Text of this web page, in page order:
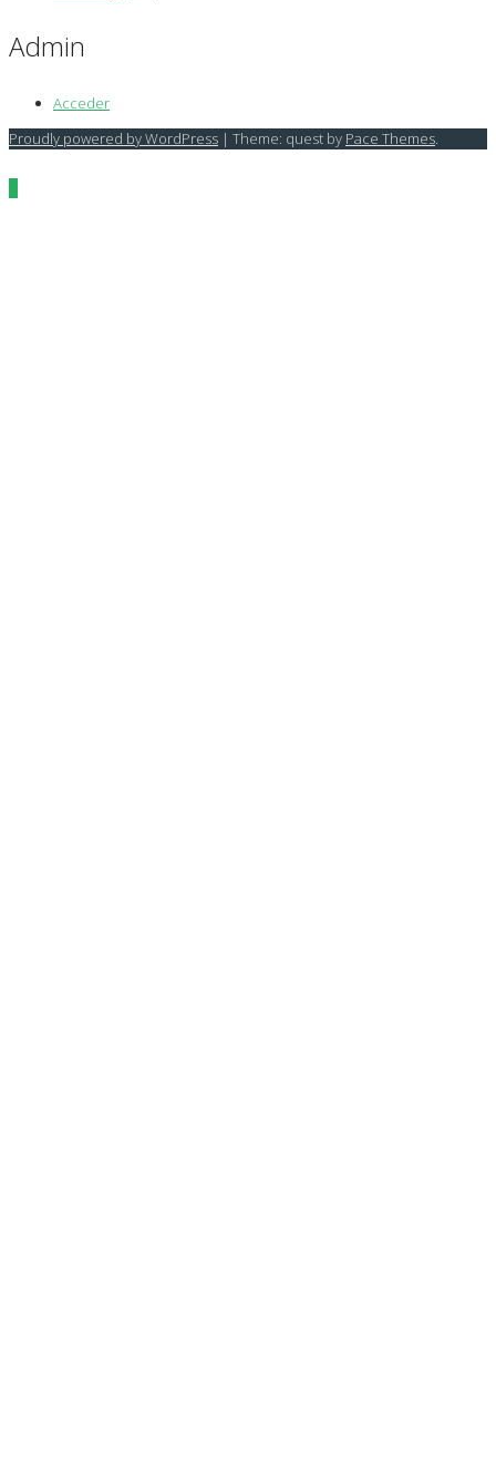
Admin
Acceder
Proudly powered by WordPress | Theme: quest by Pace Themes.